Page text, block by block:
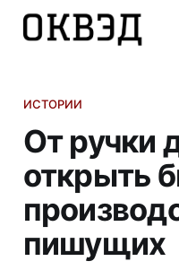
ИСТОРИИ
От ручки
открыть
пишущих